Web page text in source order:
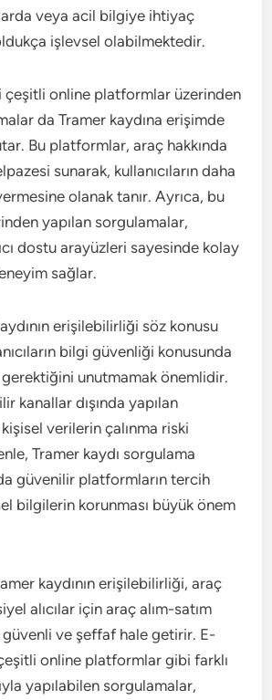
veya acil bilgiye ihtiyaç
işlevsel olabilmektedir.
online platformlar üzerinden
da Tramer kaydına erişimde
Bu platformlar, araç hakkında
sunarak, kullanıcıların daha
olanak tanır. Ayrıca, bu
yapılan sorgulamalar,
dostu arayüzleri sayesinde kolay
sağlar.
erişilebilirliği söz konusu
bilgi güvenliği konusunda
unutmamak önemlidir.
kanallar dışında yapılan
verilerin çalınma riski
Tramer kaydı sorgulama
güvenilir platformların tercih
bilgilerin korunması büyük önem
kaydının erişilebilirliği, araç
alıcılar için araç alım-satım
ve şeffaf hale getirir. E-
online platformlar gibi farklı
yapılabilen sorgulamalar,